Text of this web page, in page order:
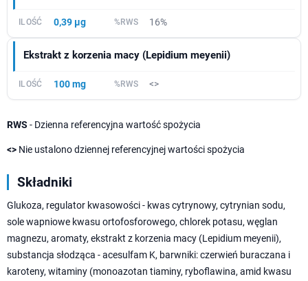
0,39 µg 16%
Ekstrakt z korzenia macy (Lepidium meyenii)
100 mg <>
RWS - Dzienna referencyjna wartość spożycia
<> Nie ustalono dziennej referencyjnej wartości spożycia
Składniki
Glukoza, regulator kwasowości - kwas cytrynowy, cytrynian sodu,
sole wapniowe kwasu ortofosforowego, chlorek potasu, węglan
magnezu, aromaty, ekstrakt z korzenia macy (Lepidium meyenii),
substancja słodząca - acesulfam K, barwniki: czerwień buraczana i
karoteny, witaminy (monoazotan tiaminy, ryboflawina, amid kwasu